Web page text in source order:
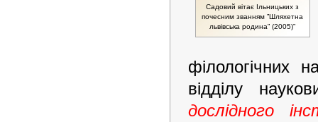
Садовий вітає Ільницьких з
почесним званням ”Шляхетна
львівська родина” (2005)”
філологічних
відділу
дослідного